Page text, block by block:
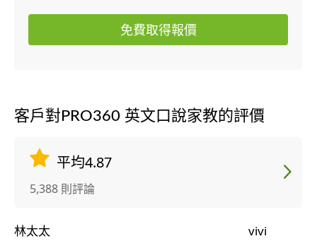
免費取得報價
客戶對PRO360 英文口說家教的評價
平均4.87
5,388 則評論
林太太 vivi